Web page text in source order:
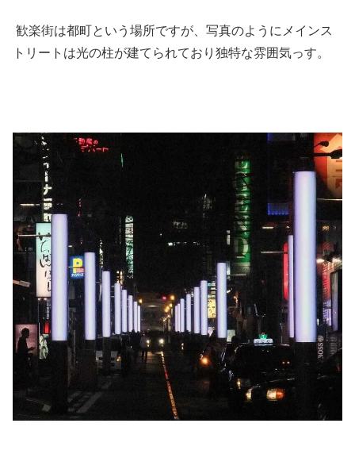
歓楽街は都町という場所ですが、写真のようにメインス
トリートは光の柱が建てられており独特な雰囲気っす。